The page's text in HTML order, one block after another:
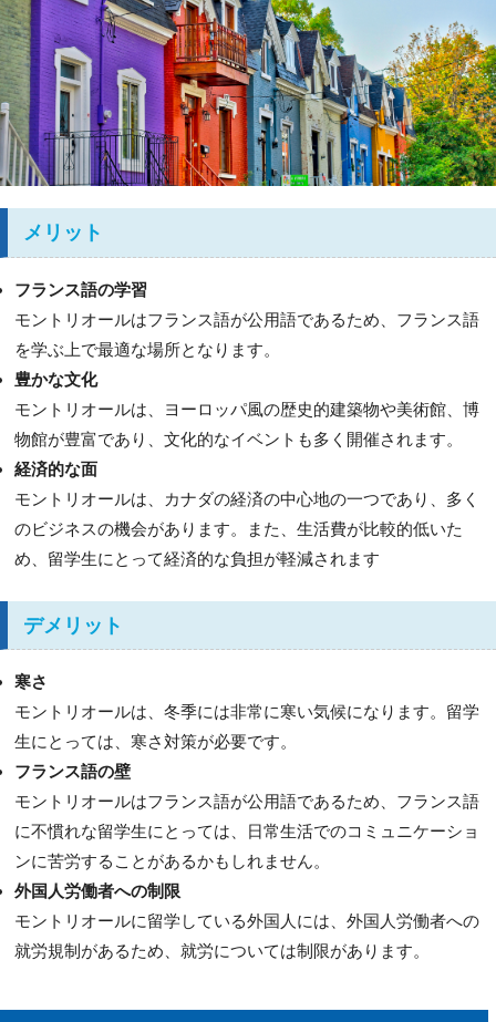
メリット
フランス語の学習
モントリオールはフランス語が公用語であるため、フランス語
を学ぶ上で最適な場所となります。
豊かな文化
モントリオールは、ヨーロッパ風の歴史的建築物や美術館、博
物館が豊富であり、文化的なイベントも多く開催されます。
経済的な面
モントリオールは、カナダの経済の中心地の一つであり、多く
のビジネスの機会があります。また、生活費が比較的低いた
め、留学生にとって経済的な負担が軽減されます
デメリット
寒さ
モントリオールは、冬季には非常に寒い気候になります。留学
生にとっては、寒さ対策が必要です。
フランス語の壁
モントリオールはフランス語が公用語であるため、フランス語
に不慣れな留学生にとっては、日常生活でのコミュニケーショ
ンに苦労することがあるかもしれません。
外国人労働者への制限
モントリオールに留学している外国人には、外国人労働者への
就労規制があるため、就労については制限があります。